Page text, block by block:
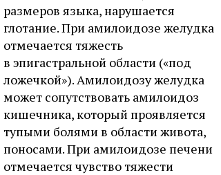
размеров языка, нарушается
глотание. При амилоидозе желудка
отмечается тяжесть
в эпигастральной области («под
ложечкой»). Амилоидозу желудка
может сопутствовать амилоидоз
кишечника, который проявляется
тупыми болями в области живота,
поносами. При амилоидозе печени
отмечается чувство тяжести